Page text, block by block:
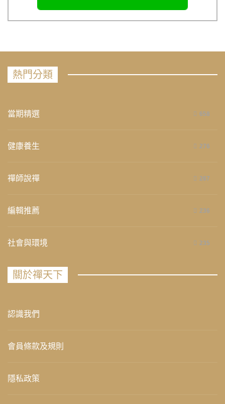
熱門分類
當期精選 658
健康養生 276
禪師說禪 267
編輯推薦 236
社會與環境 235
關於禪天下
認識我們
會員條款及規則
隱私政策